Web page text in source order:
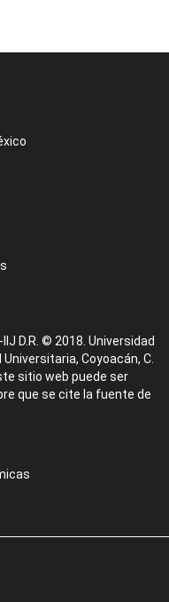
D.R. © 2018. Universidad
Coyoacán, C.
sitio web puede ser
que se cite la fuente de